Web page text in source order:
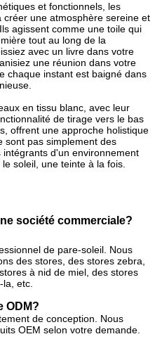
et fonctionnels, les
une atmosphère sereine et
agissent comme une toile qui
tout au long de la
avec un livre dans votre
une réunion dans votre
chaque instant est baigné dans
en tissu blanc, avec leur
de tirage vers le bas
offrent une approche holistique
sont pas simplement des
d'un environnement
soleil, une teinte à la fois.
société commerciale?
de pare-soleil. Nous
des stores, des stores zebra,
à nid de miel, des stores
etc.
ODM?
de conception. Nous
OEM selon votre demande.